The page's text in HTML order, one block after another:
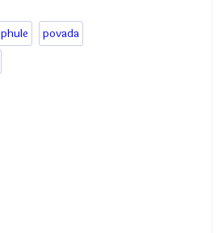
povada